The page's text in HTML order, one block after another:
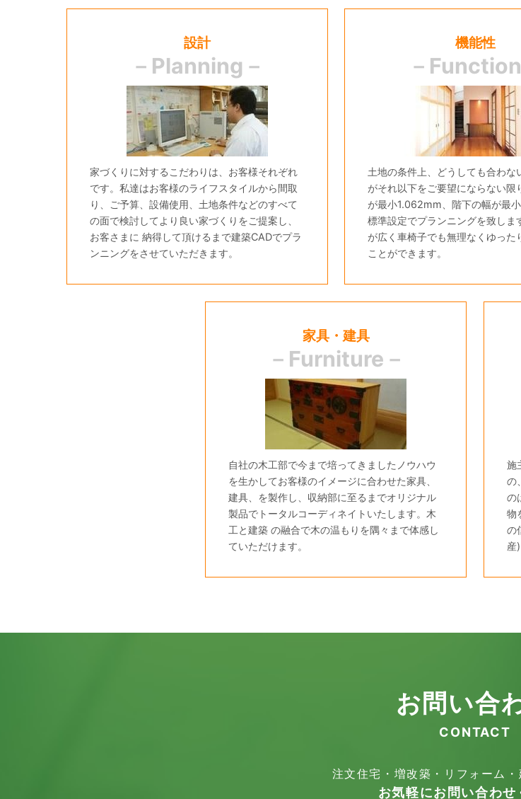
設計
－Planning－
家づくりに対するこだわりは、お客様それぞれ
です。私達はお客様のライフスタイルから間取
り、ご予算、設備使用、土地条件などのすべて
の面で検討してより良い家づくりをご提案し、
お客さまに 納得して頂けるまで建築CADでプラ
ンニングをさせていただきます。
機能性
－
土地の条件上、どうしても合わな
がそれ以下をご要望にならない限
が最小1.062mm、階下の幅が最
標準設定でプランニングを致しま
が広く車椅子でも無理なくゆった
ことができます。
家具・建具
－Furniture－
自社の木工部で今まで培ってきましたノウハウ
を生かしてお客様のイメージに合わせた家具、
建具、を製作し、収納部に至るまでオリジナル
製品でトータルコーディネイトいたします。木
工と建築 の融合で木の温もりを隅々まで体感し
ていただけます。
施
の
の
物
の
産
お問い合
CONTACT
注文住宅・増改築・リフォーム
お気軽にお問い合わせ